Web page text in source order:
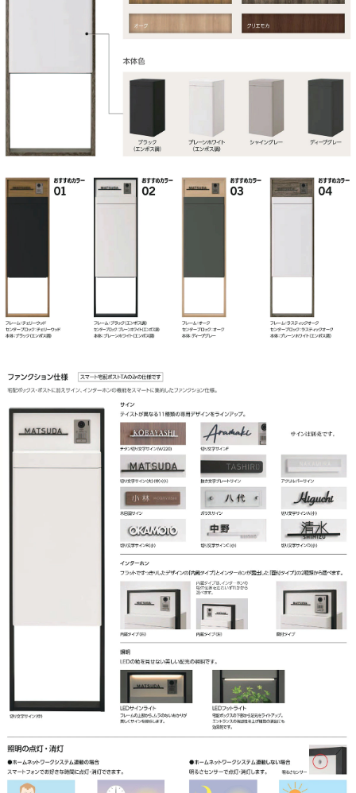
【セキスイ エクステリア】
bobi Cargo(ボビカーゴ)・ドゥオモ・ed-
CUBE・ノボックス・S.P.B
ボ・コンボライト・コンボイント・コンボエ
スタンダード・ラージ・EXラージ
【ナスタ Nasta】
KS-TLT240・KS-ATSB002・KS-TLU160・
KS-TLT340-FN415・KS-TL01R・KS-
TL01RC・KS-TLP28・KS-TLP36・KS-
3DanE・リシムユニットE・One・THB-
TBX-F1・TBX-F2・TBX-F・TBX-G・TBX-
G1・TBX-G2・TBX-D・TBX-BDシリーズ
601・CBX-102・CBX-202・CBX-103